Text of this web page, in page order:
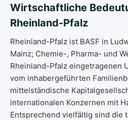
Wirtschaftliche
Rheinland-Pfalz
Rheinland-Pfalz ist BASF in
Mainz; Chemie-, Pharma- und
Rheinland-Pfalz eingetragenen
vom inhabergeführten
mittelständische
internationalen Konzernen mit
Entsprechend vielfältig sind die